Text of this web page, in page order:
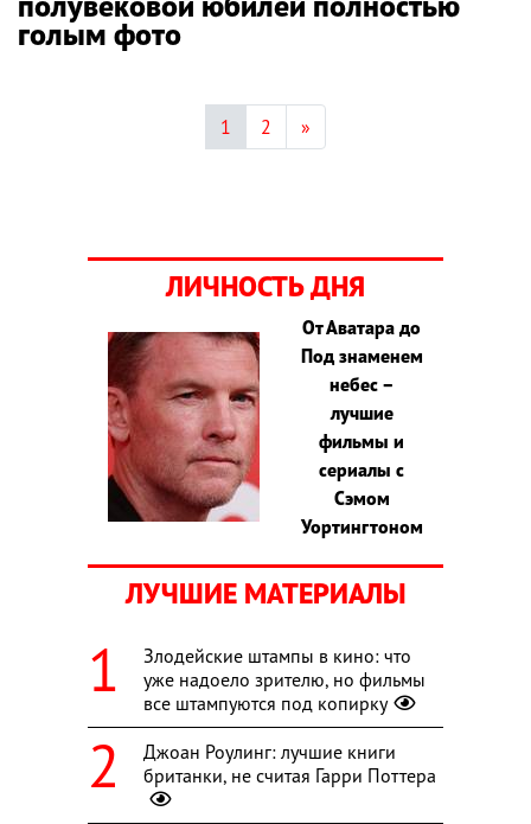
голым фото
1 2 »
ЛИЧНОСТЬ ДНЯ
От Аватара до
Под знаменем
небес –
лучшие
фильмы и
сериалы с
Сэмом
Уортингтоном
ЛУЧШИЕ МАТЕРИАЛЫ
Злодейские штампы в кино: что
уже надоело зрителю, но фильмы
все штампуются под копирку
Джоан Роулинг: лучшие книги
британки, не считая Гарри Поттера